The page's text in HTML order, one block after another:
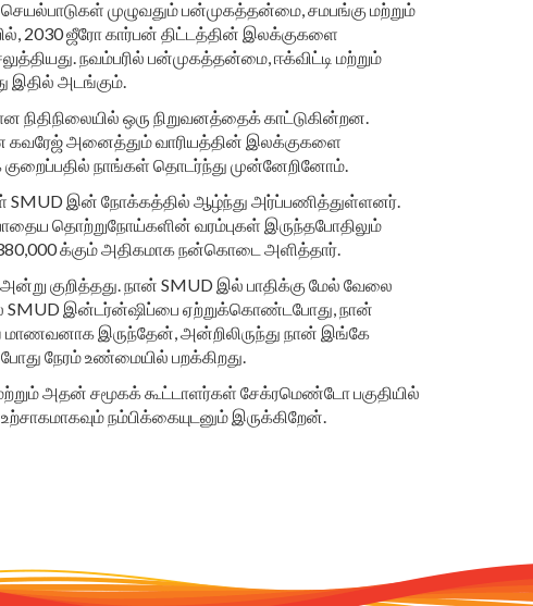
முழுவதும் பன்முகத்தன்மை, சமபங்கு மற்றும்
2030 ஜீரோ கார்பன் திட்டத்தின் இலக்குகளை
நவம்பரில் பன்முகத்தன்மை, ஈக்விட்டி மற்றும்
இதில் அடங்கும்.
ஒரு நிறுவனத்தைக் காட்டுகின்றன.
கவரேஜ் அனைத்தும் வாரியத்தின் இலக்குகளை
குறைப்பதில் நாங்கள் தொடர்ந்து முன்னேறினோம்.
SMUD இன் நோக்கத்தில் ஆழ்ந்து அர்ப்பணித்துள்ளனர்.
தொற்றுநோய்களின் வரம்புகள் இருந்தபோதிலும்
க்கும் அதிகமாக நன்கொடை அளித்தார்.
குறித்தது. நான் SMUD இல் பாதிக்கு மேல் வேலை
SMUD இன்டர்ன்ஷிப்பை ஏற்றுக்கொண்டபோது, நான்
இருந்தேன், அன்றிலிருந்து நான் இங்கே
போது நேரம் உண்மையில் பறக்கிறது.
அதன் சமூகக் கூட்டாளர்கள் சேக்ரமெண்டோ பகுதியில்
நம்பிக்கையுடனும் இருக்கிறேன்.